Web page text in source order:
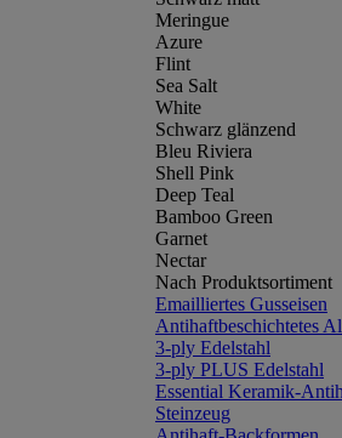
Meringue
Azure
Flint
Sea Salt
White
Schwarz glänzend
Bleu Riviera
Shell Pink
Deep Teal
Bamboo Green
Garnet
Nectar
Nach Produktsortiment
Emailliertes Gusseisen
Antihaftbeschichtetes
3-ply Edelstahl
3-ply PLUS Edelstahl
Essential Keramik-
Steinzeug